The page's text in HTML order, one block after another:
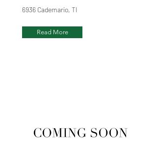
6936 Cademario, TI
Read More